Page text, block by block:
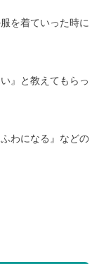
を着ていった時に
』と教えてもらっ
わになる』などの